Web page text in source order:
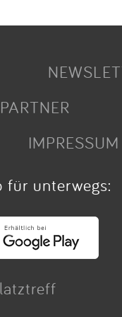
PARTNER
IMPRESSUM
unterwegs: